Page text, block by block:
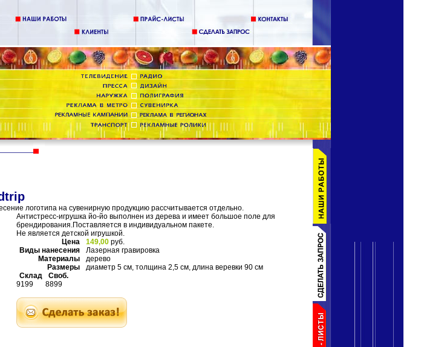
логотипа на сувенирную продукцию рассчитывается отдельно.
Антистресс-игрушка йо-йо выполнен из дерева и имеет большое поле для
брендирования.Поставляется в индивидуальном пакете.
Не является детской игрушкой.
Цена
149,00 руб.
Виды нанесения
Лазерная гравировка
Материалы
дерево
Размеры
диаметр 5 см, толщина 2,5 см, длина веревки 90 см
Склад
Своб.
9199
8899